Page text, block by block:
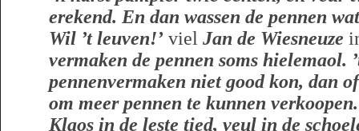
erekend. En dan wassen de pennen
Wil ’t leuven!’ viel Jan de Wiesneuze
vermaken de pennen soms
pennenvermaken niet good kon, dan
om meer pennen te kunnen
Klaos in de leste tied, veul in de